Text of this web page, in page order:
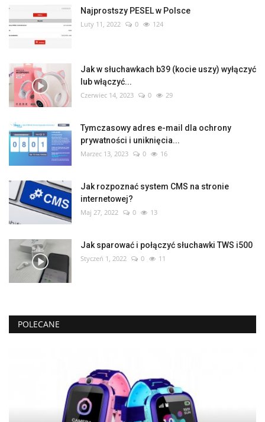
Najprostszy PESEL w Polsce
Luty 11, 2022 0 124
Jak w słuchawkach b39 (kocie uszy) wyłączyć
lub włączyć...
Czerwiec 14, 2023 0 29
Tymczasowy adres e-mail dla ochrony
prywatności i uniknięcia...
Marzec 13, 2023 0 16
Jak rozpoznać system CMS na stronie
internetowej?
Maj 27, 2022 0 13
Jak sparować i połączyć słuchawki TWS i500
Styczeń 1, 2022 0 11
POLECANE